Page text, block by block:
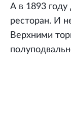
А в 1893 году
ресторан. И
Верхними